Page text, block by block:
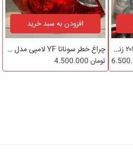
چراغ جلو آزرا مدل ۲۰۰۶ تا ۲۰۱۰ زنون
افزودن به سبد خرید
چراغ خطر سوناتا YF لامپی مدل ۲۰۱۱ تا ۲۰۱۳
تومان